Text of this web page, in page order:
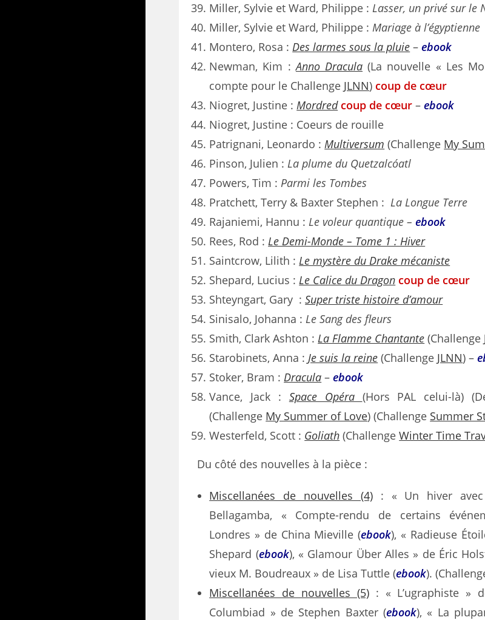
Miller, Sylvie et Ward, Philippe :Lasser, un privé sur le
Miller, Sylvie et Ward, Philippe :Mariage à l’égyptienne
Montero, Rosa :Des larmes sous la pluie –ebook
Newman, Kim :Anno Dracula (La nouvelle « Les
compte pour le Challenge JLNN) coup de cœur
Niogret, Justine :Mordred coup de cœur –ebook
Niogret, Justine : Coeurs de rouille
Patrignani, Leonardo :Multiversum (Challenge My
Pinson, Julien :La plume du Quetzalcóatl
Powers, Tim :Parmi les Tombes
Pratchett, Terry & Baxter Stephen :La Longue Terre
Rajaniemi, Hannu :Le voleur quantique –ebook
Rees, Rod :Le Demi-Monde – Tome 1 : Hiver
Saintcrow, Lilith :Le mystère du Drake mécaniste
Shepard, Lucius :Le Calice du Dragon coup de cœur
Shteyngart, Gary :Super triste histoire d’amour
Sinisalo, Johanna :Le Sang des fleurs
Smith, Clark Ashton :La Flamme Chantante (Challenge
Starobinets, Anna :Je suis la reine (Challenge JLNN) –
Stoker, Bram :Dracula –ebook
Vance, Jack : Space Opéra (Hors PAL celui-là)
(Challenge My Summer of Love) (Challenge Summer
Westerfeld, Scott : Goliath (ChallengeWinter Time
Du côté des nouvelles à la pièce :
Miscellanées de nouvelles (4): « Un hiver avec
Bellagamba, « Compte-rendu de certains
Londres » de China Mieville (ebook), « Radieuse
Shepard (ebook), « Glamour Über Alles » de Éric
vieux M. Boudreaux » de Lisa Tuttle (ebook).
Miscellanées de nouvelles (5): « L’ugraphiste »
Columbiad » de Stephen Baxter (ebook), « La